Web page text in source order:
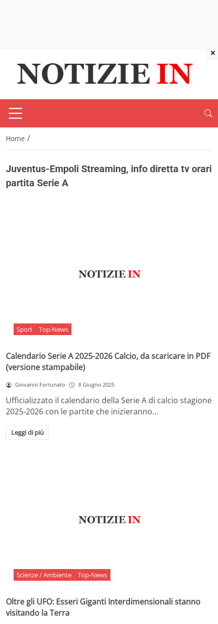
Home /
Juventus-Empoli Streaming, info diretta tv orari
partita Serie A
Sport Top-News
Calendario Serie A 2025-2026 Calcio, da scaricare in PDF
(versione stampabile)
Giovanni Fortunato 8 Giugno 2025
Ufficializzato il calendario della Serie A di calcio stagione
2025-2026 con le partite che inizieranno…
Leggi di più
Scienze / Ambiente Top-News
Oltre gli UFO: Esseri Giganti Interdimensionali stanno
visitando la Terra
×